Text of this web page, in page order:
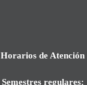
Horarios de Atención
Semestres regulares: